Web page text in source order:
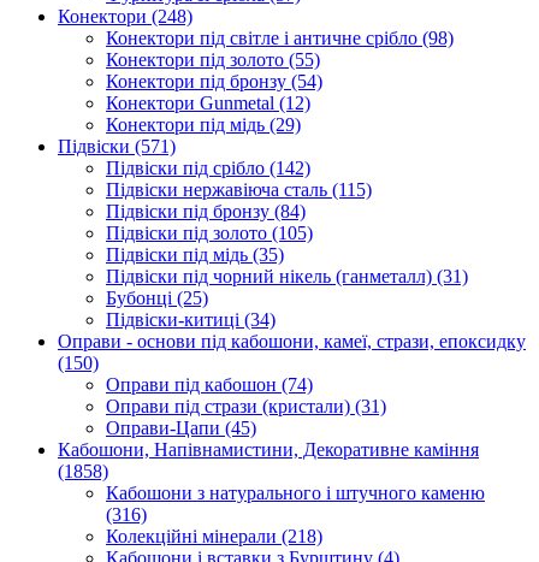
Конектори (248)
Конектори під світле і античне срібло (98)
Конектори під золото (55)
Конектори під бронзу (54)
Конектори Gunmetal (12)
Конектори під мідь (29)
Підвіски (571)
Підвіски під срібло (142)
Підвіски нержавіюча сталь (115)
Підвіски під бронзу (84)
Підвіски під золото (105)
Підвіски під мідь (35)
Підвіски під чорний нікель (ганметалл) (31)
Бубонці (25)
Підвіски-китиці (34)
Оправи - основи під кабошони, камеї, стрази, епоксидку
(150)
Оправи під кабошон (74)
Оправи під стрази (кристали) (31)
Оправи-Цапи (45)
Кабошони, Напівнамистини, Декоративне каміння
(1858)
Кабошони з натурального і штучного каменю
(316)
Колекційні мінерали (218)
Кабошони і вставки з Бурштину (4)